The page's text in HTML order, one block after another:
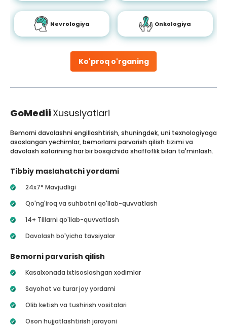
Ko'proq o'rganing
Nevrologiya Onkologiya
GoMedii Xususiyatlari
Bemorni davolashni engillashtirish, shuningdek, uni texnologiyaga
asoslangan yechimlar, bemorlarni parvarish qilish tizimi va
davolash safarining har bir bosqichida shaffoflik bilan ta'minlash.
Tibbiy maslahatchi yordami
24x7* Mavjudligi
Qo'ng'iroq va suhbatni qo'llab-quvvatlash
14+ Tillarni qo'llab-quvvatlash
Davolash bo'yicha tavsiyalar
Bemorni parvarish qilish
Kasalxonada ixtisoslashgan xodimlar
Sayohat va turar joy yordami
Olib ketish va tushirish vositalari
Oson hujjatlashtirish jarayoni